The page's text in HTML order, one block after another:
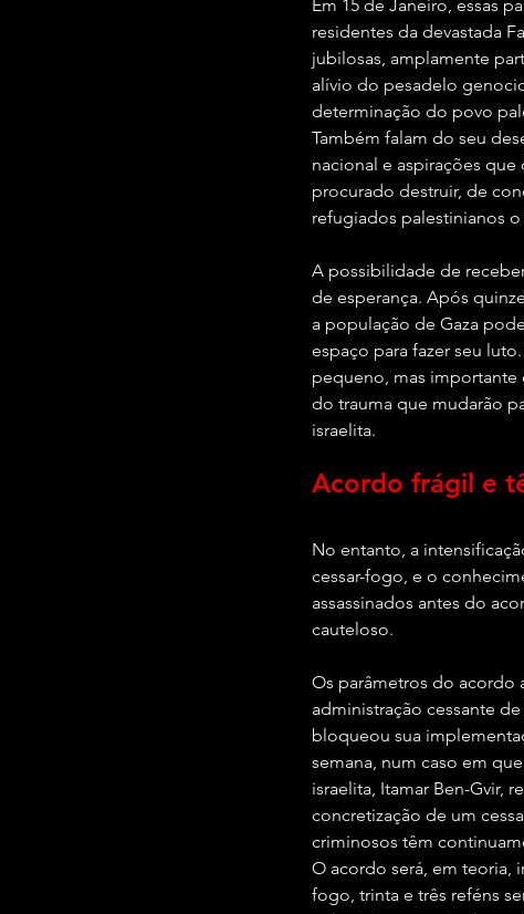
Em 15 de Janeiro, essas
residentes da devastada
jubilosas, amplamente
alívio do pesadelo
determinação do povo
Também falam do seu
nacional e aspirações
procurado destruir, de
refugiados palestinianos
A possibilidade de
de esperança. Após
a população de Gaza
espaço para fazer seu
pequeno, mas importante
do trauma que mudarão
israelita.
Acordo frágil e
No entanto, a
cessar-fogo, e o
assassinados antes do
cauteloso.
Os parâmetros do acordo
administração cessante
bloqueou sua
semana, num caso em
israelita, Itamar Ben-Gvir,
concretização de um
criminosos têm
O acordo será, em teoria,
fogo, trinta e três reféns